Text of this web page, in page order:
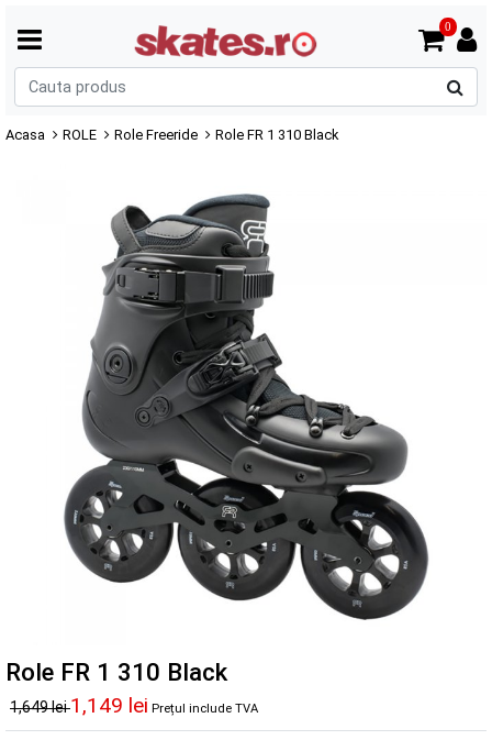
0
Acasa ROLE Role Freeride Role FR 1 310 Black
Role FR 1 310 Black
1,649 lei1,149 lei Prețul include TVA